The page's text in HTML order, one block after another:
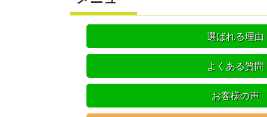
選ばれる理由
よくある質問
お客様の声